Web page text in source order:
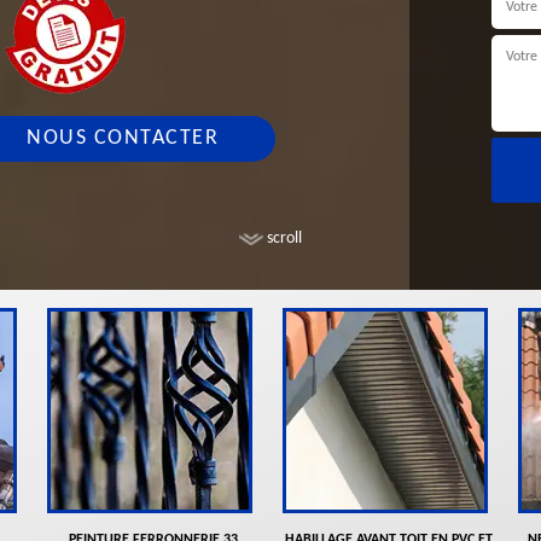
scroll
NOUS CONTACTER